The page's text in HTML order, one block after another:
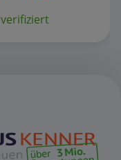
verifiziert